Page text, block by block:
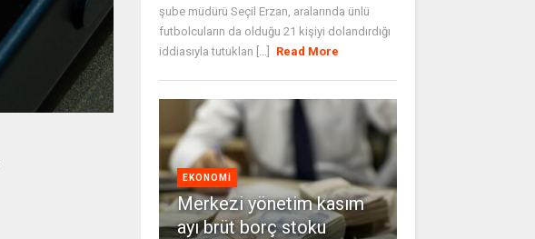
şube müdürü Seçil Erzan, aralarında ünlü
futbolcuların da olduğu 21 kişiyi dolandırdığı
iddiasıyla tutuklan [...]
Read More
EKONOMI
Merkezi yönetim kasım
ayı brüt borç stoku